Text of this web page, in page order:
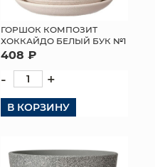
ГОРШОК КОМПОЗИТ
ХОККАЙДО БЕЛЫЙ БУК №1
408 ₽
- +
В КОРЗИНУ